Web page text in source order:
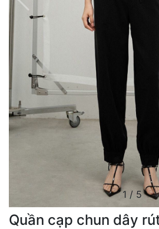
1 / 5
Quần cạp chun dây